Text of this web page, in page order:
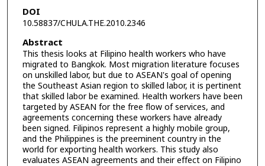
DOI
10.58837/CHULA.THE.2010.2346
Abstract
This thesis looks at Filipino health workers who have
migrated to Bangkok. Most migration literature focuses
on unskilled labor, but due to ASEAN's goal of opening
the Southeast Asian region to skilled labor, it is pertinent
that skilled labor be examined. Health workers have been
targeted by ASEAN for the free flow of services, and
agreements concerning these workers have already
been signed. Filipinos represent a highly mobile group,
and the Philippines is the preeminent country in the
world for exporting health workers. This study also
evaluates ASEAN agreements and their effect on Filipino